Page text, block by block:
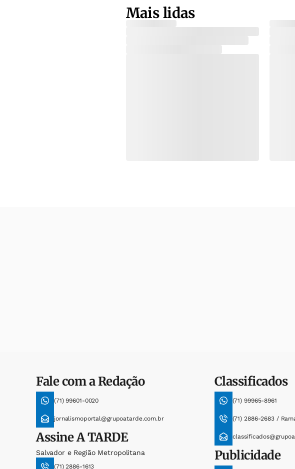
Mais lidas
Fale com a Redação
(71) 99601-0020
jornalismoportal@grupoatarde.com.br
AssineA TARDE
Salvador e Região Metropolitana
(71) 2886-1613
Classificados
(71) 99965-8961
(71) 2886-2683 /
Publicidade